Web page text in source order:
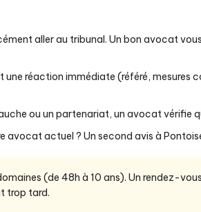
aller au tribunal. Un bon avocat
réaction immédiate (référé, mesures
ou un partenariat, un avocat vérifie
avocat actuel ? Un second avis à
(de 48h à 10 ans). Un rendez-
trop tard.